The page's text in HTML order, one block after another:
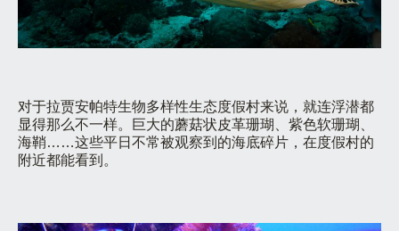
对于拉贾安帕特生物多样性生态度假村来说，就连浮潜都
显得那么不一样。巨大的蘑菇状皮革珊瑚、紫色软珊瑚、
海鞘……这些平日不常被观察到的海底碎片，在度假村的
附近都能看到。